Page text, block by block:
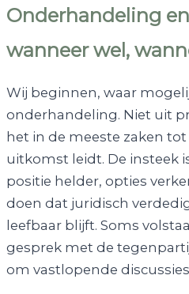
Onderhandeling
wanneer wel,
Wij beginnen, waar
onderhandeling. Niet uit
het in de meeste zaken
uitkomst leidt. De insteek
positie helder, opties
doen dat juridisch
leefbaar blijft. Soms
gesprek met de
om vastlopende